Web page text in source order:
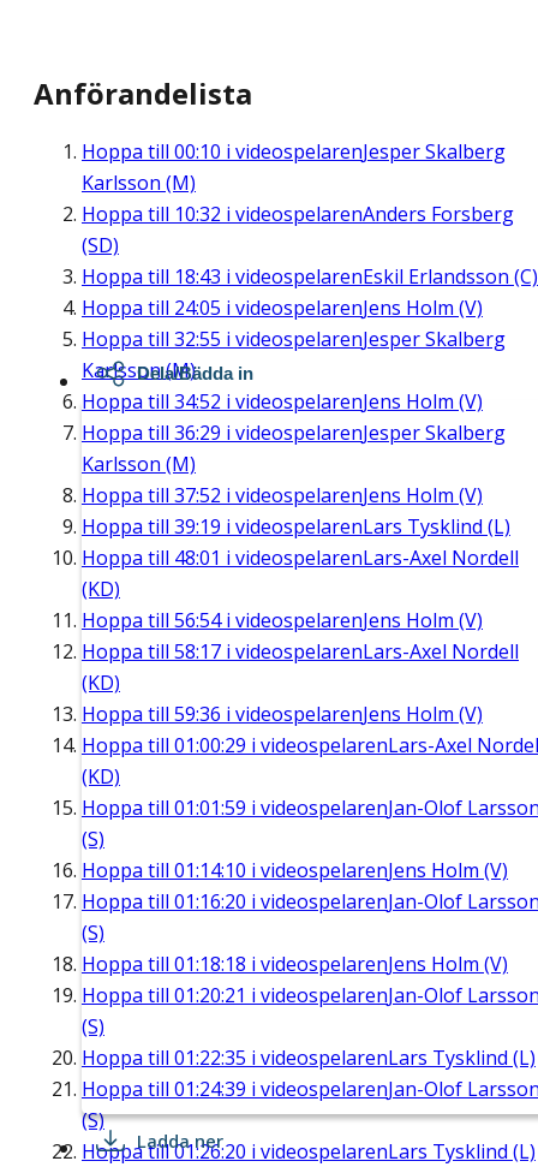
Anförandelista
Hoppa till 00:10 i videospelarenJesper Skalberg
Karlsson (M)
Hoppa till 10:32 i videospelarenAnders Forsberg
(SD)
Hoppa till 18:43 i videospelarenEskil Erlandsson (C)
Hoppa till 24:05 i videospelarenJens Holm (V)
Hoppa till 32:55 i videospelarenJesper Skalberg
Karlsson (M)
Hoppa till 34:52 i videospelarenJens Holm (V)
Hoppa till 36:29 i videospelarenJesper Skalberg
Karlsson (M)
Hoppa till 37:52 i videospelarenJens Holm (V)
Hoppa till 39:19 i videospelarenLars Tysklind (L)
Hoppa till 48:01 i videospelarenLars-Axel Nordell
(KD)
Hoppa till 56:54i videospelarenJens Holm (V)
Hoppa till 58:17 i videospelarenLars-Axel Nordell
(KD)
Hoppa till 59:36 i videospelarenJens Holm (V)
Hoppa till 01:00:29 i videospelarenLars-Axel
(KD)
Hoppa till 01:01:59 i videospelarenJan-Olof
(S)
Hoppa till 01:14:10 i videospelarenJens Holm (V)
Hoppa till 01:16:20 i videospelarenJan-Olof
(S)
Hoppa till 01:18:18 i videospelarenJens Holm (V)
Hoppa till 01:20:21 i videospelarenJan-Olof
(S)
Hoppa till 01:22:35 i videospelarenLars Tysklind (L)
Hoppa till 01:24:39 i videospelarenJan-Olof
(S)
Hoppa till01:26:20 i videospelarenLars Tysklind (L)
Dela/Bädda in
Ladda ner